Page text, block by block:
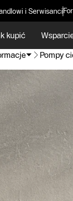
i Serwisanci
kupić
Pompy